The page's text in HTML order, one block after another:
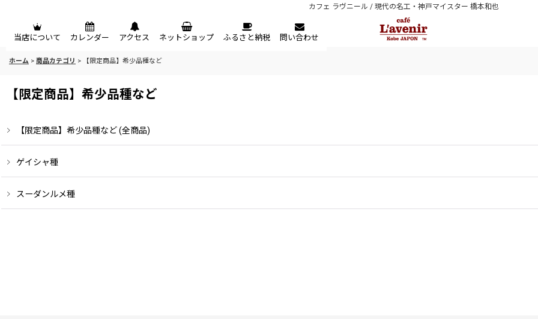
カフェ ラヴニール / 現代の名工・神戸マイスター 橋本和也
メニュー
当店について カレンダー アクセス ネットショップ ふるさと納税 問い合わせ
ホーム > 商品カテゴリ > 【限定商品】希少品種など
【限定商品】希少品種など
【限定商品】希少品種など (全商品)
ゲイシャ種
スーダンルメ種